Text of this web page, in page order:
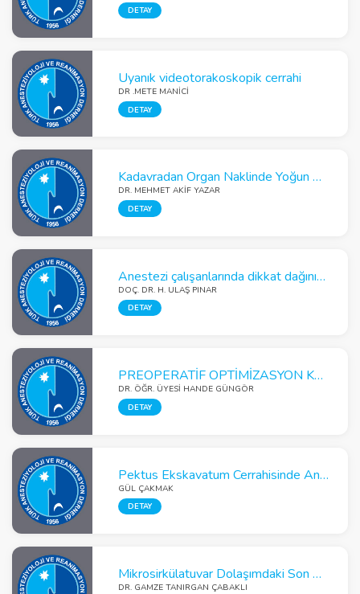
DETAY
Uyanık videotorakoskopik cerrahi
DR .METE MANİCİ
DETAY
Kadavradan Organ Naklinde Yoğun Bakım Hemşirelerinin İsteklilik ve Algı Tutumlarını İyileştirmede Farklı Bir Eğitim Modeli: Aktif Hasta Katılımı
DR. MEHMET AKIF YAZAR
DETAY
Anestezi çalışanlarında dikkat dağınıklığına neden olan faktörler
DOÇ. DR. H. ULAŞ PINAR
DETAY
PREOPERATİF OPTİMİZASYON Küçük Şeyler BÜYÜK FARKLAR
DR. ÖĞR. ÜYESI HANDE GÜNGÖR
DETAY
Pektus Ekskavatum Cerrahisinde Anestezi ve Ağrı Yönetimi
GÜL ÇAKMAK
DETAY
Mikrosirkülatuvar Dolaşımdaki Son Gelişmeler
DR. GAMZE TANIRGAN ÇABAKLI